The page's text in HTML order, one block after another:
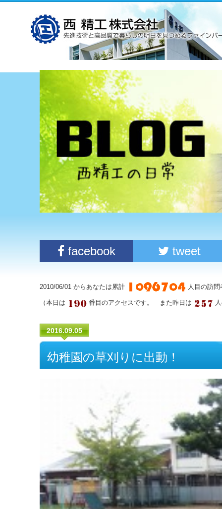
facebook tweet
2010/06/01 からあなたは累計 人目の訪
（本日は 番目のアクセスです。 また昨日は
2016.09.05
幼稚園の草刈りに出動！